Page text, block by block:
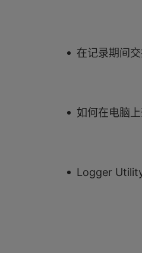
在记录期间
如何在电脑
Logger